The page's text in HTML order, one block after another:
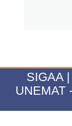
SIGAA
UNEMAT